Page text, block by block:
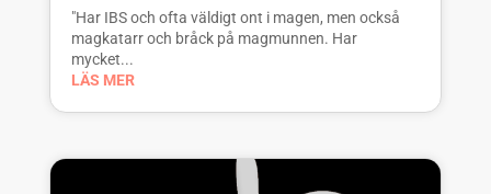
"Har IBS och ofta väldigt ont i magen, men också
magkatarr och bråck på magmunnen. Har
mycket...
LÄS MER